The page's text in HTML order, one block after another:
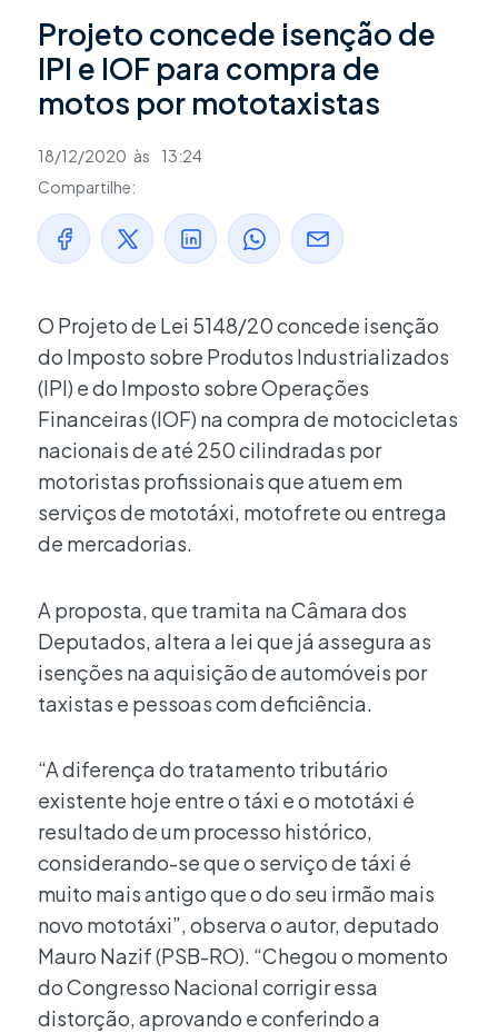
Projeto concede isenção de
IPI e IOF para compra de
motos por mototaxistas
18/12/2020 às
13:24
Compartilhe:
O Projeto de Lei 5148/20 concede isenção
do Imposto sobre Produtos Industrializados
(IPI) e do Imposto sobre Operações
Financeiras (IOF) na compra de motocicletas
nacionais de até 250 cilindradas por
motoristas profissionais que atuem em
serviços de mototáxi, motofrete ou entrega
de mercadorias.
A proposta, que tramita na Câmara dos
Deputados, altera a lei que já assegura as
isenções na aquisição de automóveis por
taxistas e pessoas com deficiência.
“A diferença do tratamento tributário
existente hoje entre o táxi e o mototáxi é
resultado de um processo histórico,
considerando-se que o serviço de táxi é
muito mais antigo que o do seu irmão mais
novo mototáxi”, observa o autor, deputado
Mauro Nazif (PSB-RO). “Chegou o momento
do Congresso Nacional corrigir essa
distorção, aprovando e conferindo a